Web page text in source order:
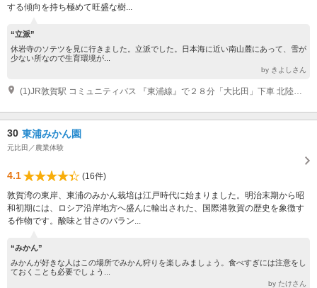
する傾向を持ち極めて旺盛な樹...
“立派”
休岩寺のソテツを見に行きました。立派でした。日本海に近い南山麓にあって、雪が
少ない所なので生育環境が...
by きよしさん
(1)JR敦賀駅 コミュニティバス 『東浦線』で２８分「大比田」下車 北陸自動車道・敦賀IC 車 20分
30 東浦みかん園
元比田／農業体験
4.1
(16件)
敦賀湾の東岸、東浦のみかん栽培は江戸時代に始まりました。明治末期から昭
和初期には、ロシア沿岸地方へ盛んに輸出された、国際港敦賀の歴史を象徴す
る作物です。酸味と甘さのバラン...
“みかん”
みかんが好きな人はこの場所でみかん狩りを楽しみましょう。食べすぎには注意をし
ておくことも必要でしょう...
by たけさん